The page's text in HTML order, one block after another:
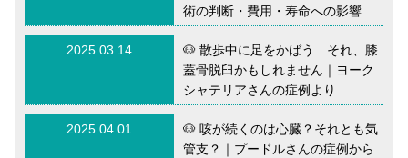
術の判断・費用・寿命への影響
2025.03.14
🐶 散歩中に足をかばう…それ、膝
蓋骨脱臼かもしれません｜ヨーク
シャテリアさんの症例より
2025.04.01
🐶 咳が続くのは心臓？それとも気
管支？｜プードルさんの症例から